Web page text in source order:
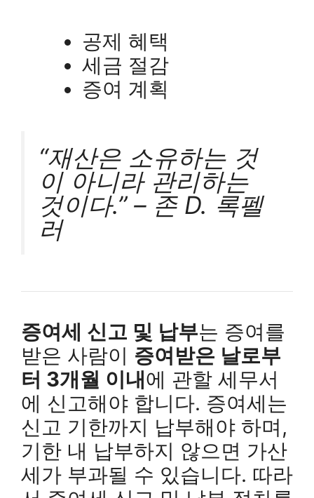
공제 혜택
세금 절감
증여 계획
“재산은 소유하는 것
이 아니라 관리하는
것이다.” – 존 D. 록펠
러
증여세 신고 및 납부는 증여를
받은 사람이 증여받은 날로부
터 3개월 이내 에 관할 세무서
에 신고해야 합니다. 증여세는
신고 기한까지 납부해야 하며,
기한 내 납부하지 않으면 가산
세가 부과될 수 있습니다. 따라